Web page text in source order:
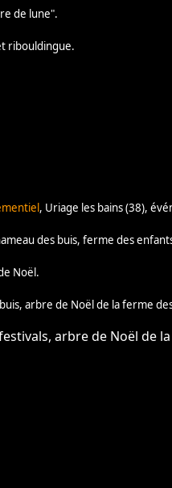
de lune".
ribouldingue.
, Uriage les bains (38),
des buis, ferme des
Noël.
arbre de Noël de la ferme
arbre de Noël de